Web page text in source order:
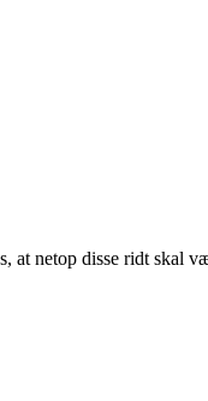
netop disse ridt skal